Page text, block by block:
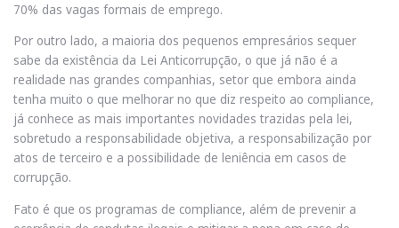
70% das vagas formais de emprego.
Por outro lado, a maioria dos pequenos empresários sequer
sabe da existência da Lei Anticorrupção, o que já não é a
realidade nas grandes companhias, setor que embora ainda
tenha muito o que melhorar no que diz respeito ao compliance,
já conhece as mais importantes novidades trazidas pela lei,
sobretudo a responsabilidade objetiva, a responsabilização por
atos de terceiro e a possibilidade de leniência em casos de
corrupção.
Fato é que os programas de compliance, além de prevenir a